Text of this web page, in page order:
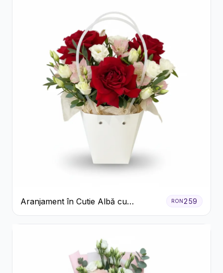
Aranjament în Cutie Albă cu
Trandafiri Roșii și Lisianthus
RON259